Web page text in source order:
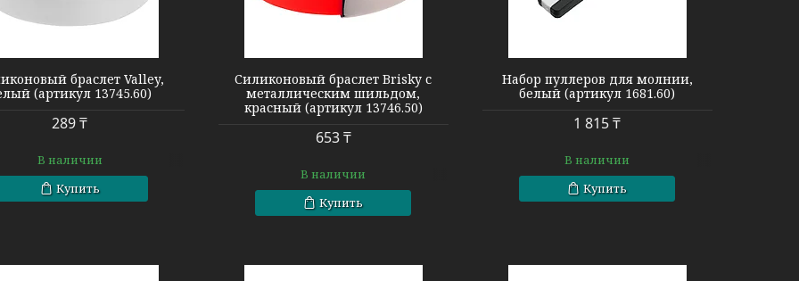
браслет Valley,
(артикул 13745.60)
289 ₸
В наличии
Купить
13746.50-G
Силиконовый браслет Brisky с
металлическим шильдом,
красный (артикул 13746.50)
653 ₸
В наличии
Купить
1681.60-G
Набор пуллеров для молнии,
белый (артикул 1681.60)
1 815 ₸
В наличии
Купить